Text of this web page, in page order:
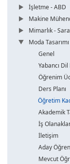
İşletme - ABD
Makine
Mimarlık -
Moda
Genel
Yabancı
Öğrenim
Ders Planı
Öğretim
Akademik
İş
İletişim
Aday
Mevcut